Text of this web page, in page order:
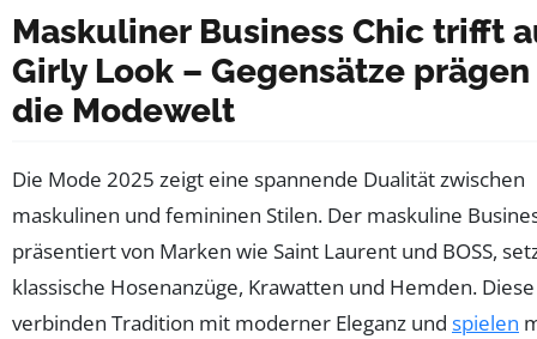
Maskuliner Business Chic trifft
Girly Look – Gegensätze prägen
die Modewelt
Die Mode 2025 zeigt eine spannende Dualität zwischen
maskulinen und femininen Stilen. Der maskuline
präsentiert von Marken wie Saint Laurent und BOSS,
klassische Hosenanzüge, Krawatten und Hemden.
verbinden Tradition mit moderner Eleganz und spielen